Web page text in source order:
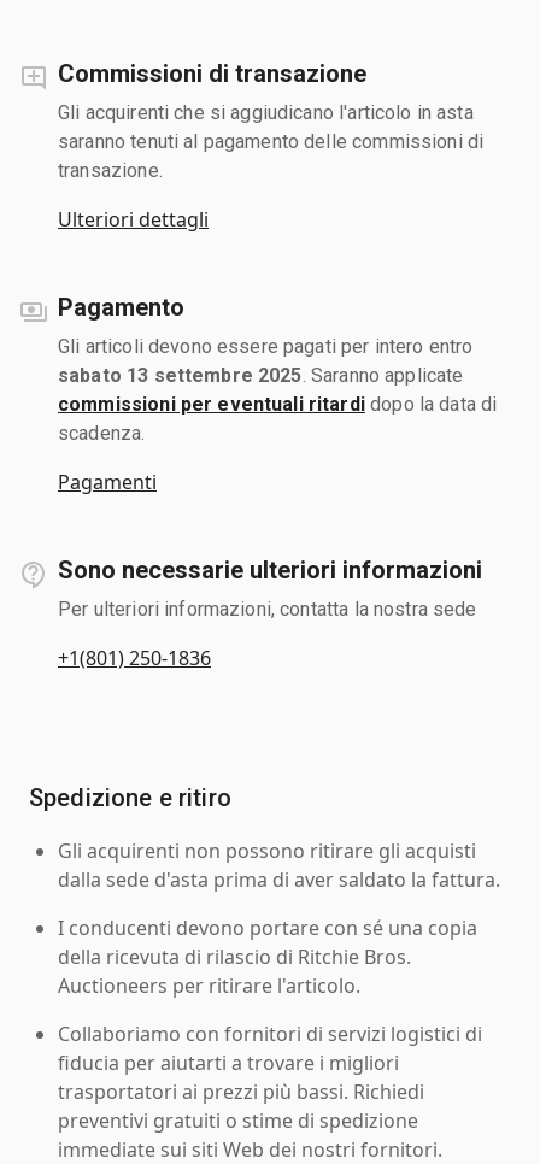
Commissioni di transazione
Gli acquirenti che si aggiudicano l'articolo in asta
saranno tenuti al pagamento delle commissioni di
transazione.
Ulteriori dettagli
Pagamento
Gli articoli devono essere pagati per intero entro
sabato 13 settembre 2025 . Saranno applicate
commissioni per eventuali ritardidopo la data di
scadenza.
Pagamenti
Sono necessarie ulteriori informazioni
Per ulteriori informazioni, contatta la nostra sede
+1(801) 250-1836
Spedizione e ritiro
Gli acquirenti non possono ritirare gli acquisti
dalla sede d'asta prima di aver saldato la fattura.
I conducenti devono portare con sé una copia
della ricevuta di rilascio di Ritchie Bros.
Auctioneers per ritirare l'articolo.
Collaboriamo con fornitori di servizi logistici di
fiducia per aiutarti a trovare i migliori
trasportatori ai prezzi più bassi. Richiedi
preventivi gratuiti o stime di spedizione
immediate sui siti Web dei nostri fornitori.